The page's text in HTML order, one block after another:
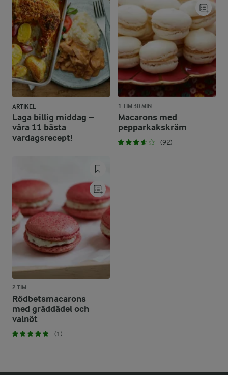
ARTIKEL
Laga billig middag –
våra 11 bästa
vardagsrecept!
1 TIM 30 MIN
Macarons med
pepparkakskräm
(92)
2 TIM
Rödbetsmacarons
med gräddädel och
valnöt
(1)